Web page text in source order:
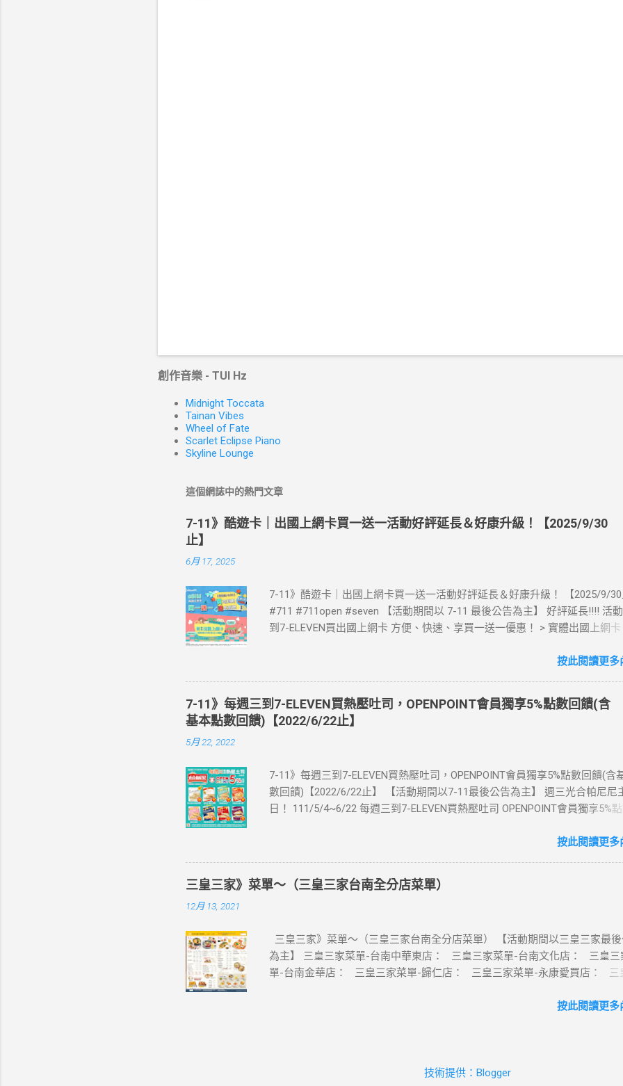
創作音樂 - TUI Hz
Midnight Toccata
Tainan Vibes
Wheel of Fate
Scarlet Eclipse Piano
Skyline Lounge
這個網誌中的熱門文章
7-11》酷遊卡｜出國上網卡買一送一活動好評延長＆好康升級！【2025/9/30
止】
6月 17, 2025
7-11》酷遊卡｜出國上網卡買一送一活動好評延長＆好康升級！ 【2025/9/
#711 #711open #seven 【活動期間以 7-11 最後公告為主】 好評延長!!!! 活
到7-ELEVEN買出國上網卡 方便、快速、享買一送一優惠！ > 實體出國上網
站登錄 【點我登錄】 ) > eSIM出國上網卡：好康升級！購買eSIM「吃到飽」
📣 再也不怕忘記買上網卡啦～快跟你要出國的朋友說～速速來超商買省錢又
·活動詳情：好康優惠看這邊 【點我看好康優惠】 ·eSIM ibon 購買教學 【點
教學】 📲 全球上網首選，速度穩定，落地秒連上網 🌏 日、韓、東南亞、中
eSIM適用機型： ※注意：裝置支援型號可能因各區域販售而有差異，請自行
裝置是否可使用eSIM ●用撥號按鍵撥打「*#06#」，如出現 EID 的條碼或文
示您的手機支援 eSIM 功能。 ●不支援鎖卡機、平板、電信業者客製機、網路
1.iPhone 16 以上系列 2.iPhone 15 3.iPhone 14 4.iPhone 13 5.iPhone 12
7.iPhone XS Max、iPhone XS、iPhone XR 8.iPhone SE 2、iPhone SE 3 【
1.Pixel 7 Pro、Pixel 7 或後續機型 2.Pixel 6a、Pixel 6 Pro、Pixel 6 3.Pixel 5
4a(5G)、Pixel 4a、Pixel 4 XL、Pixel 4 5.Pixel 3a 【Samsung】限台灣販售
按此閱讀更多
7-11》每週三到7-ELEVEN買熱壓吐司，OPENPOINT會員獨享5%點數回饋(含
基本點數回饋)【2022/6/22止】
5月 22, 2022
7-11》每週三到7-ELEVEN買熱壓吐司，OPENPOINT會員獨享5%點數回饋(含
數回饋)【2022/6/22止】 【活動期間以7-11最後公告為主】 週三光合帕尼尼
日！ 111/5/4~6/22 每週三到7-ELEVEN買熱壓吐司 OPENPOINT會員獨享5%
編推薦！ 丹麥鮪魚起司 多層丹麥吐司，熱壓後口感酥脆，搭配經典鮪魚起司
評回購 注意事項 1.本優惠不得與其他優惠並行。商品數量以各門市實際可販
為準。 2.活動期間OPENPOINT會員需報手機號碼/出示會員條碼，或以已綁定
icash恕不享本活動優惠。 3.本活動不適用隨取卡、咖啡卡、商品卡、提貨卡
開心卡、商品兌換券、折價券、i禮贈、退空瓶、自帶杯折扣，且僅限統一超
交易(不含X-STORE及特殊店、智FUN機)，i預購/i划算/外送服務/行動隨時取/
一經使用無法恢復，且系統即自動將該筆交易贈送之點數回收(含消費基本點
宜，悉依本公司之相關公告辦理；本公司保留最終解釋及決定權利。
按此閱讀更多
三皇三家》菜單～（三皇三家台南全分店菜單）
12月 13, 2021
三皇三家》菜單～（三皇三家台南全分店菜單） 【活動期間以三皇三家最
為主】 三皇三家菜單-台南中華東店： 三皇三家菜單-台南文化店： 三皇三
單-台南金華店： 三皇三家菜單-歸仁店： 三皇三家菜單-永康愛買店： 三
振興五倍券』相關優惠活動 點這裡看！ 台灣優惠券大全》省錢大作戰》首頁
按此閱讀更多
技術提供：Blogger